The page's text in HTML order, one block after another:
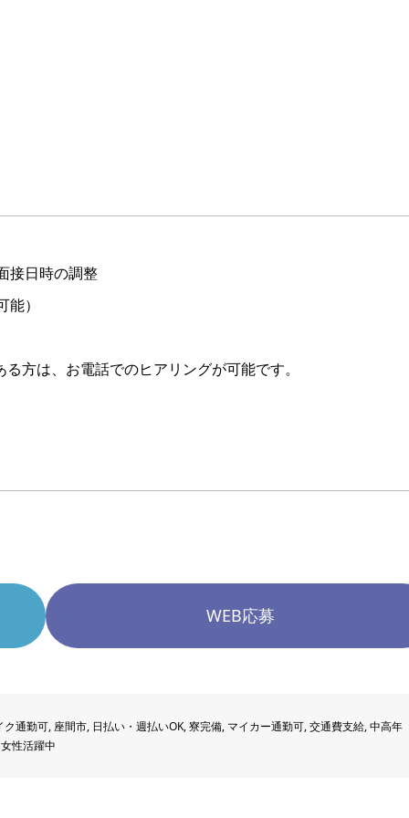
接日時の調整
）
方は、お電話でのヒアリングが可能です。
WEB応募
ク通勤可, 座間市, 日払い・週払いOK,寮完備, マイカー通勤可,交通費支給,中高年
女性活躍中